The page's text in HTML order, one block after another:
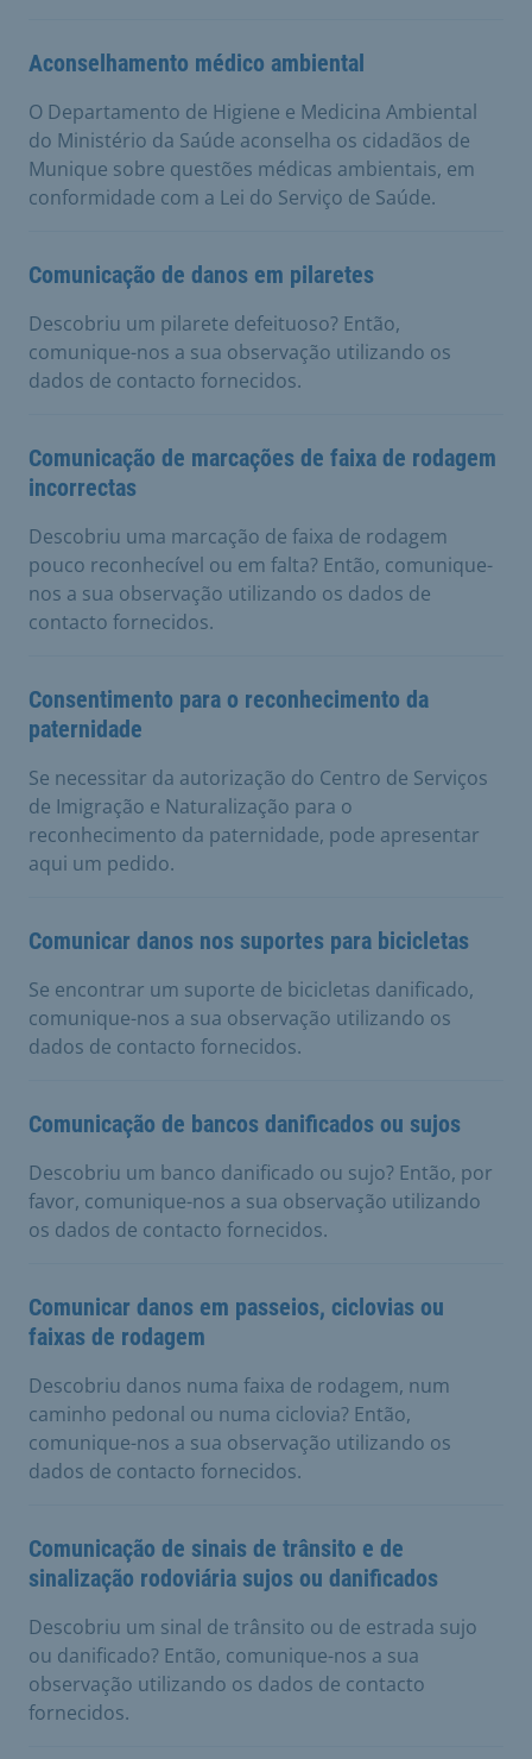
Aconselhamento médico ambiental
O Departamento de Higiene e Medicina Ambiental
do Ministério da Saúde aconselha os cidadãos de
Munique sobre questões médicas ambientais, em
conformidade com a Lei do Serviço de Saúde.
Comunicação de danos em pilaretes
Descobriu um pilarete defeituoso? Então,
comunique-nos a sua observação utilizando os
dados de contacto fornecidos.
Comunicação de marcações de faixa de rodagem
incorrectas
Descobriu uma marcação de faixa de rodagem
pouco reconhecível ou em falta? Então, comunique-
nos a sua observação utilizando os dados de
contacto fornecidos.
Consentimento para o reconhecimento da
paternidade
Se necessitar da autorização do Centro de Serviços
de Imigração e Naturalização para o
reconhecimento da paternidade, pode apresentar
aqui um pedido.
Comunicar danos nos suportes para bicicletas
Se encontrar um suporte de bicicletas danificado,
comunique-nos a sua observação utilizando os
dados de contacto fornecidos.
Comunicação de bancos danificados ou sujos
Descobriu um banco danificado ou sujo? Então, por
favor, comunique-nos a sua observação utilizando
os dados de contacto fornecidos.
Comunicar danos em passeios, ciclovias ou
faixas de rodagem
Descobriu danos numa faixa de rodagem, num
caminho pedonal ou numa ciclovia? Então,
comunique-nos a sua observação utilizando os
dados de contacto fornecidos.
Comunicação de sinais de trânsito e de
sinalização rodoviária sujos ou danificados
Descobriu um sinal de trânsito ou de estrada sujo
ou danificado? Então, comunique-nos a sua
observação utilizando os dados de contacto
fornecidos.